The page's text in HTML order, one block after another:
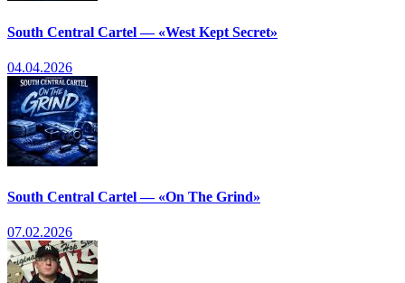
South Central Cartel — «West Kept Secret»
04.04.2026
South Central Cartel — «On The Grind»
07.02.2026